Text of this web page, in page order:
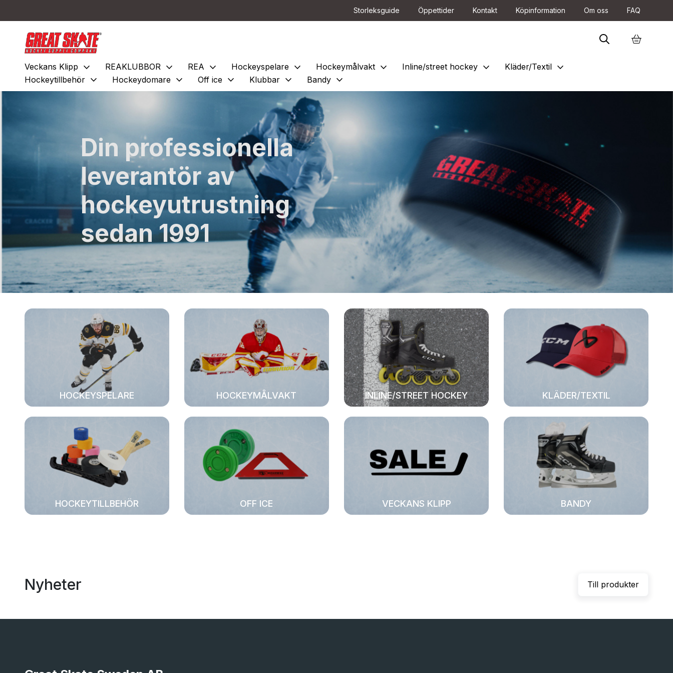
Storleksguide Öppettider Kontakt Köpinformation Om oss FAQ
Veckans Klipp expand_more REAKLUBBOR expand_more REA expand_more Hockeyspelare expand_more Hockeymålvakt expand_more Inline/street hockey expand_more Kläder/Textil expand_more
Hockeytillbehör expand_more Hockeydomare expand_more Off ice expand_more Klubbar expand_more Bandy expand_more
Din professionella
leverantör av
hockeyutrustning
sedan 1991
HOCKEYSPELARE HOCKEYMÅLVAKT INLINE/STREET HOCKEY KLÄDER/TEXTIL
HOCKEYTILLBEHÖR OFF ICE VECKANS KLIPP BANDY
Nyheter Till produkter